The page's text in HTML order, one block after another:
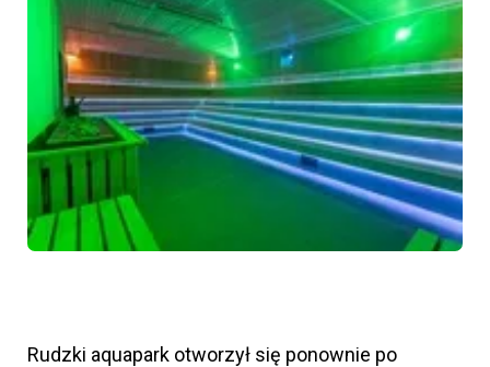
Rudzki aquapark otworzył się ponownie po